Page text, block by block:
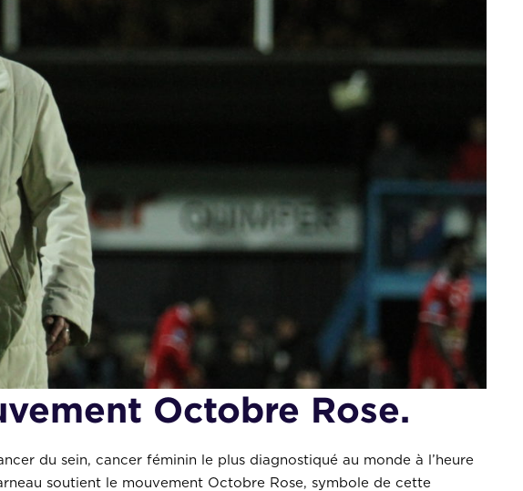
Octobre Rose.
du sein, cancer féminin le plus diagnostiqué au monde à l’heure
soutient le mouvement Octobre Rose, symbole de cette